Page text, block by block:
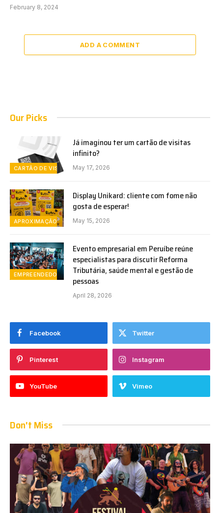
February 8, 2024
ADD A COMMENT
Our Picks
CARTÃO DE VISITAS
Já imaginou ter um cartão de visitas
infinito?
May 17, 2026
APROXIMAÇÃO
Display Unikard: cliente com fome não
gosta de esperar!
May 15, 2026
EMPREENDEDORISMO
Evento empresarial em Peruíbe reúne
especialistas para discutir Reforma
Tributária, saúde mental e gestão de
pessoas
April 28, 2026
Facebook Twitter
Pinterest Instagram
YouTube Vimeo
Don't Miss